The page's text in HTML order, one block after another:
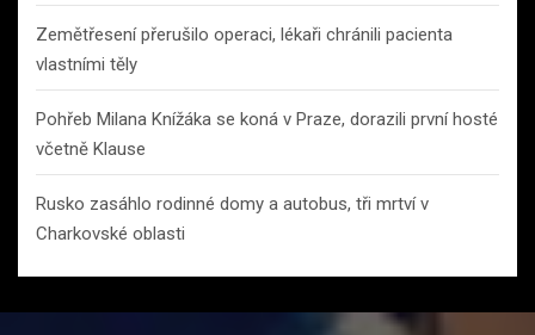
Zemětřesení přerušilo operaci, lékaři chránili pacienta
vlastními těly
Pohřeb Milana Knížáka se koná v Praze, dorazili první hosté
včetně Klause
Rusko zasáhlo rodinné domy a autobus, tři mrtví v
Charkovské oblasti